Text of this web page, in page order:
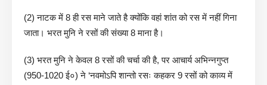
(2) नाटक में 8 ही रस माने जाते है क्योंकि वहां शांत को रस में नहीं गिना
जाता। भरत मुनि ने रसों की संख्या 8 माना है।
(3) भरत मुनि ने केवल 8 रसों की चर्चा की है, पर आचार्य अभिन्नगुप्त
(950-1020 ई०) ने ‘नवमोऽपि शान्तो रसः कहकर 9 रसों को काव्य में